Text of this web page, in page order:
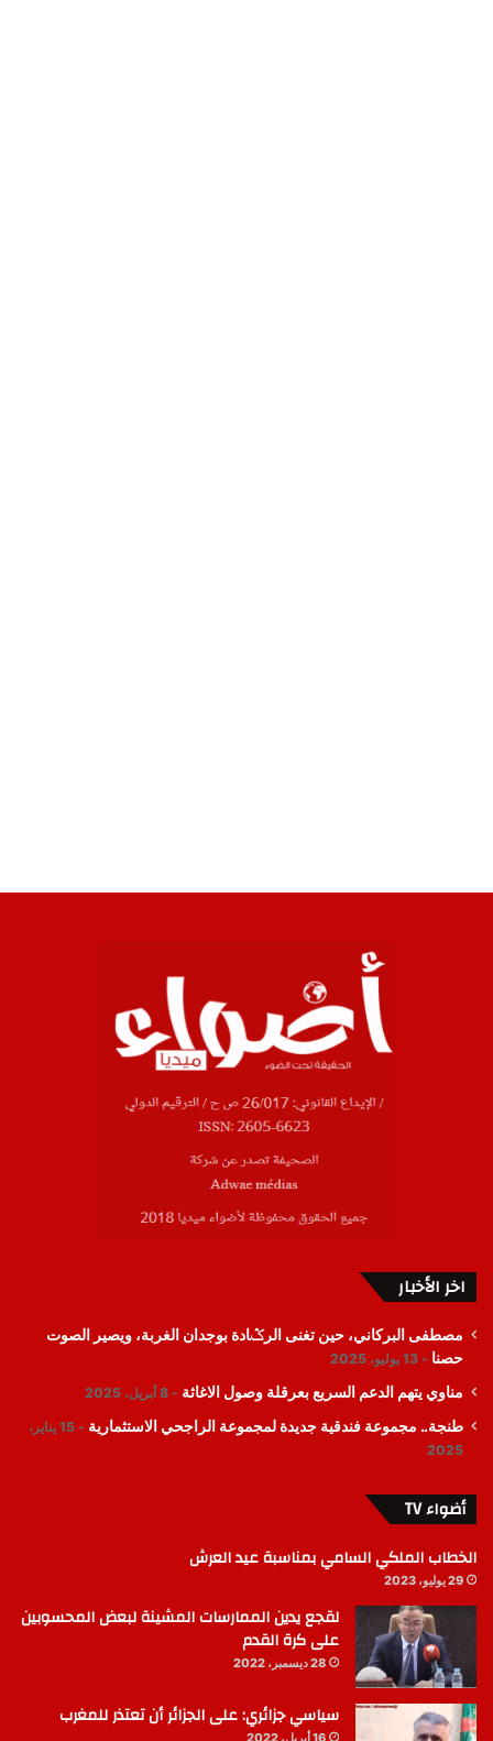
اخر الأخبار
مصطفى البركاني، حين تغنى الرݣادة بوجدان الغربة، ويصير الصوت
حصنا
13 يوليو، 2025
مناوي يتهم الدعم السريع بعرقلة وصول الاغاثة 8 أبريل، 2025
طنجة.. مجموعة فندقية جديدة لمجموعة الراجحي الاستثمارية
15 يناير،
2025
أضواء TV
الخطاب الملكي السامي بمناسبة عيد العرش
29 يوليو، 2023
لقجع يدين الممارسات المشينة لبعض المحسوبين
على كرة القدم
28 ديسمبر، 2022
سياسي جزائري: على الجزائر أن تعتذر للمغرب
16 أبريل، 2022